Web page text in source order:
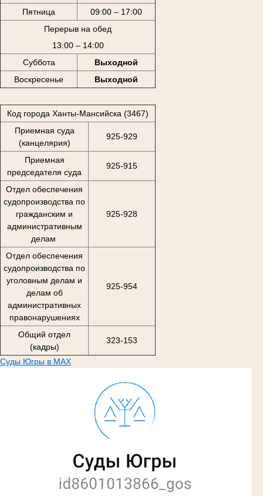
Пятница
09:00 – 17:00
Перерыв на обед
13:00 – 14:00
Суббота
Выходной
Воскресенье
Выходной
Код города Ханты-Мансийска (3467)
Приемная суда
(канцелярия)
925-929
Приемная
председателя суда
925-915
Отдел обеспечения
судопроизводства по
гражданским и
административным
делам
925-928
Отдел обеспечения
судопроизводства по
уголовным делам и
делам об
административных
правонарушениях
925-954
Общий отдел
(кадры)
323-153
Суды Югры в MAX